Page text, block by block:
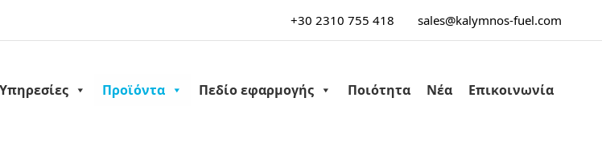
+30 2310 755 418 sales@kalymnos-fuel.com
Υπηρεσίες Προϊόντα Πεδίο εφαρμογής Ποιότητα Νέα Επικοινωνία